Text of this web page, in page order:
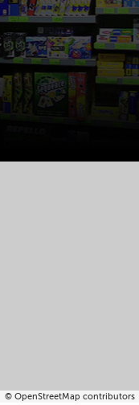
© OpenStreetMap contributors